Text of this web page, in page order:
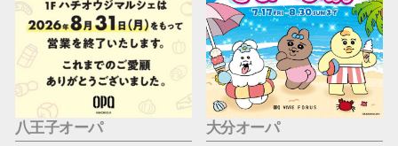
八王子オーパ 大分オーパ